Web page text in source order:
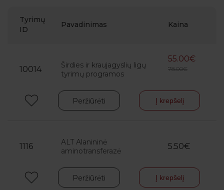
Tyrimų
ID
Pavadinimas Kaina
10014
Širdies ir kraujagyslių ligų
tyrimų programos
55.00€
78.00€
Peržiūrėti Į krepšelį
1116
ALT Alanininė
aminotransferazė
5.50€
Peržiūrėti Į krepšelį